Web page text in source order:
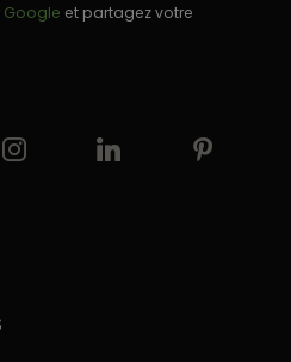
Google et partagez votre